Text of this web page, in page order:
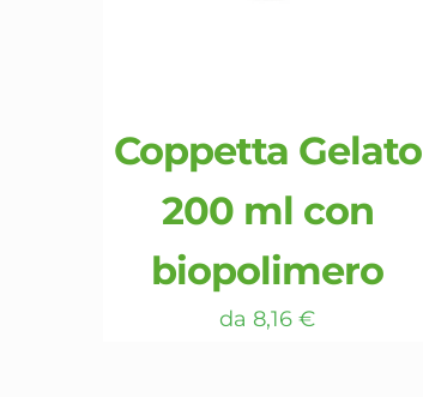
Coppetta Gelato
200 ml con
biopolimero
da 8,16€